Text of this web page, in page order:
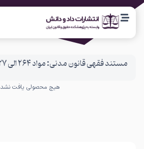
مستند فقهی قانون مدنی: مواد 264 الی 327
هیچ محصولی یافت نشد